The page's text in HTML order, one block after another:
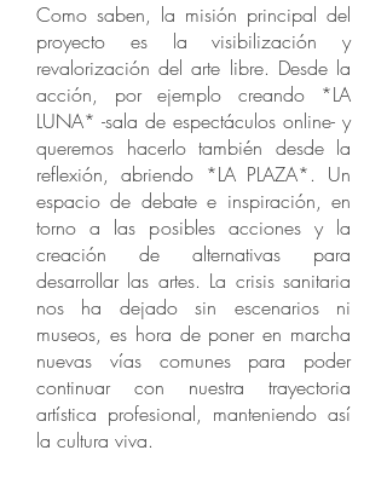
Como saben, la misión principal del
proyecto es la visibilización y
revalorización del arte libre. Desde la
acción, por ejemplo creando *LA
LUNA* -sala de espectáculos online- y
queremos hacerlo también desde la
reflexión, abriendo *LA PLAZA*. Un
espacio de debate e inspiración, en
torno a las posibles acciones y la
creación de alternativas para
desarrollar las artes. La crisis sanitaria
nos ha dejado sin escenarios ni
museos, es hora de poner en marcha
nuevas vías comunes para poder
continuar con nuestra trayectoria
artística profesional, manteniendo así
la cultura viva.